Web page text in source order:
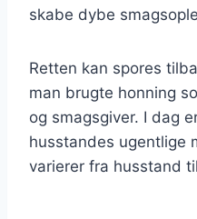
skabe dybe
Retten kan spores
man brugte honning
og smagsgiver. I dag
husstandes ugentlige
varierer fra husstand